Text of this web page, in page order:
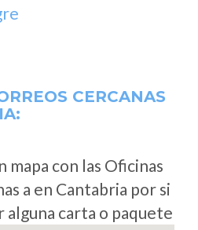
CERCANAS
mapa con las Oficinas
a en Cantabria por si
alguna carta o paquete